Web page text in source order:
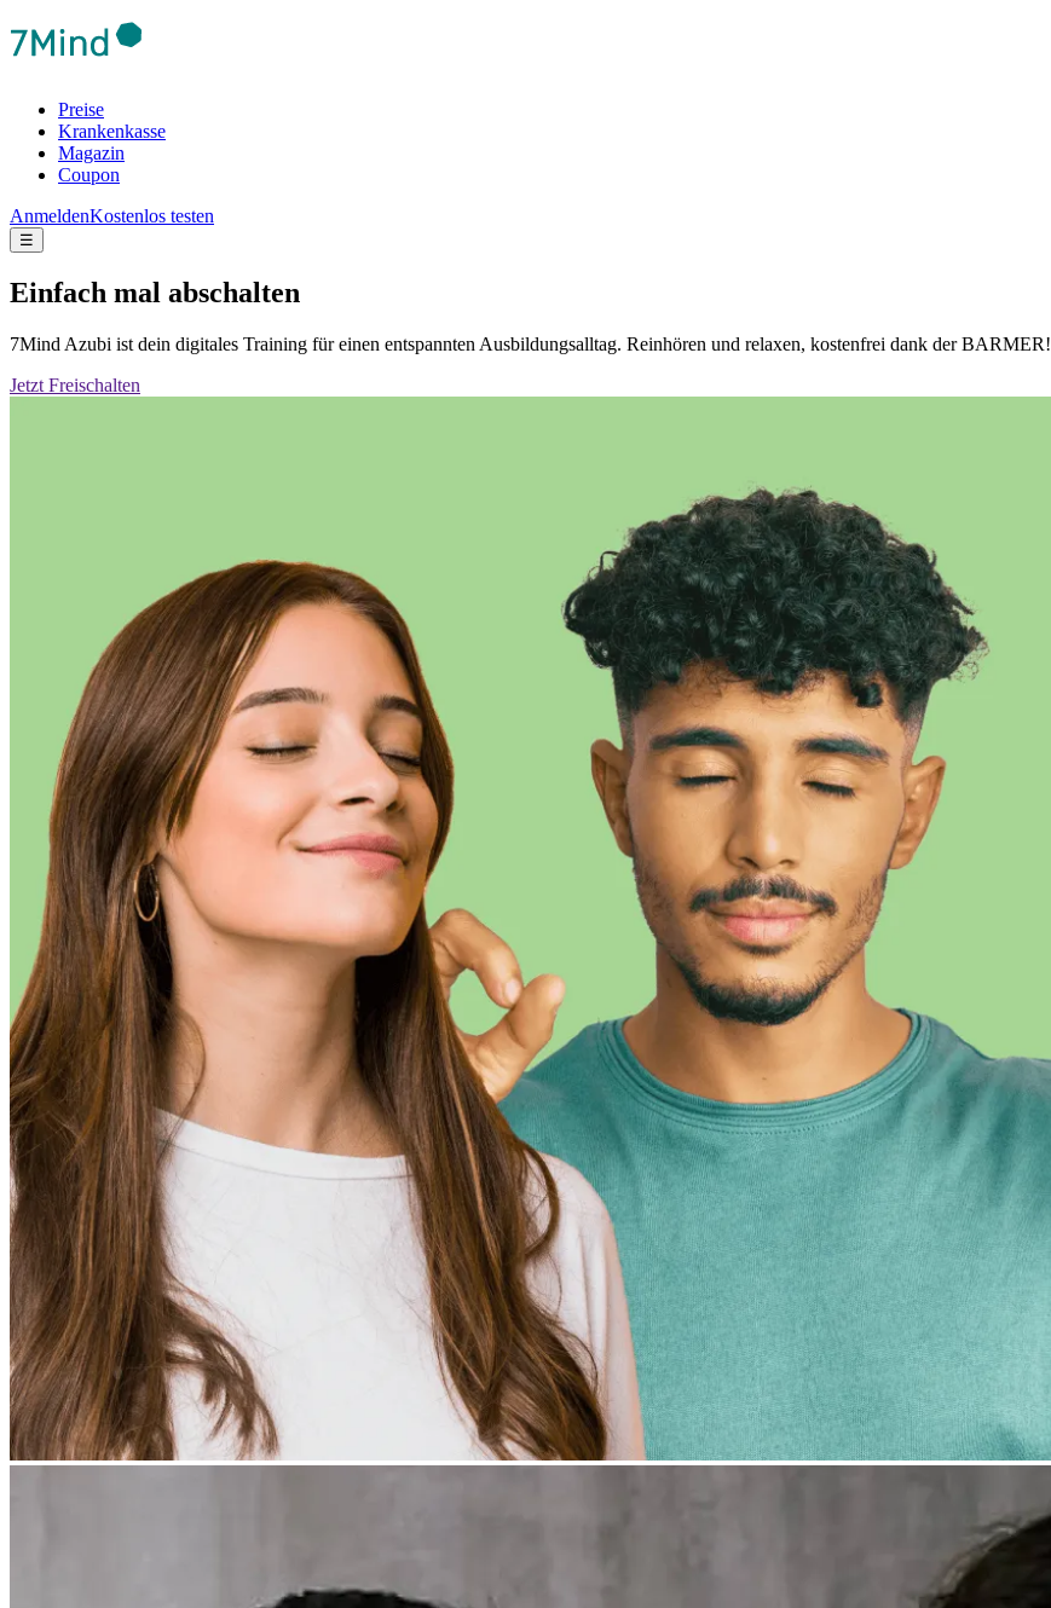
Preise
Krankenkasse
Magazin
Coupon
AnmeldenKostenlos testen
☰
Einfach mal abschalten
7Mind Azubi ist dein digitales Training für einen entspannten Ausbildungsalltag. Reinhören und relaxen, kostenfrei dank der BARMER!
Jetzt Freischalten